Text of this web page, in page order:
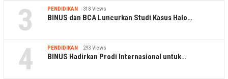
3 PENDIDIKAN 318 Views
BINUS dan BCA Luncurkan Studi Kasus Halo…
4 PENDIDIKAN 293 Views
BINUS Hadirkan Prodi Internasional untuk…